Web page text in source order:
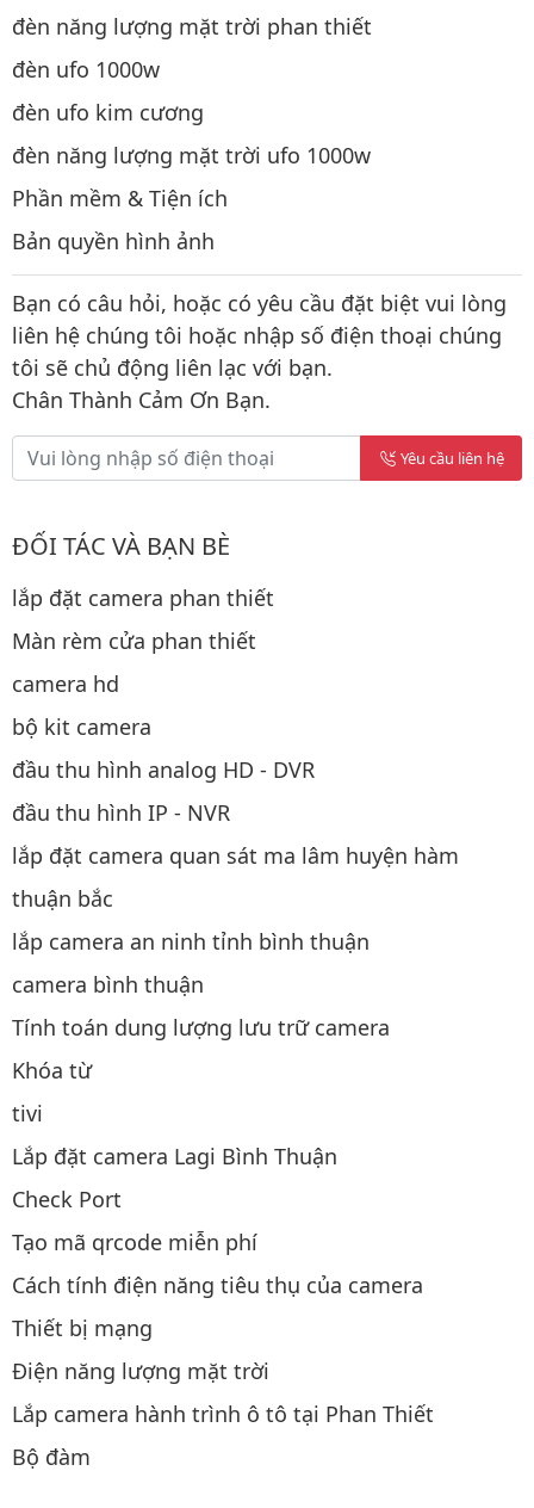
đèn năng lượng mặt trời phan thiết
đèn ufo 1000w
đèn ufo kim cương
đèn năng lượng mặt trời ufo 1000w
Phần mềm & Tiện ích
Bản quyền hình ảnh
Bạn có câu hỏi, hoặc có yêu cầu đặt biệt vui lòng
liên hệ chúng tôi hoặc nhập số điện thoại chúng
tôi sẽ chủ động liên lạc với bạn.
Chân Thành Cảm Ơn Bạn.
Yêu cầu liên hệ
ĐỐI TÁC VÀ BẠN BÈ
lắp đặt camera phan thiết
Màn rèm cửa phan thiết
camera hd
bộ kit camera
đầu thu hình analog HD - DVR
đầu thu hình IP - NVR
lắp đặt camera quan sát ma lâm huyện hàm
thuận bắc
lắp camera an ninh tỉnh bình thuận
camera bình thuận
Tính toán dung lượng lưu trữ camera
Khóa từ
tivi
Lắp đặt camera Lagi Bình Thuận
Check Port
Tạo mã qrcode miễn phí
Cách tính điện năng tiêu thụ của camera
Thiết bị mạng
Điện năng lượng mặt trời
Lắp camera hành trình ô tô tại Phan Thiết
Bộ đàm